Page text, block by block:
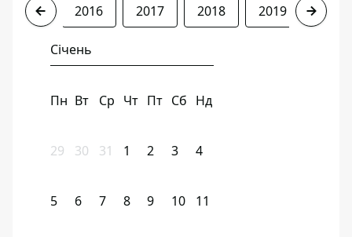
2015 2016 2017 2018 2019 2020
Січень
Пн Вт Ср Чт Пт Сб Нд
29 30 31 1 2 3 4
5 6 7 8 9 10 11